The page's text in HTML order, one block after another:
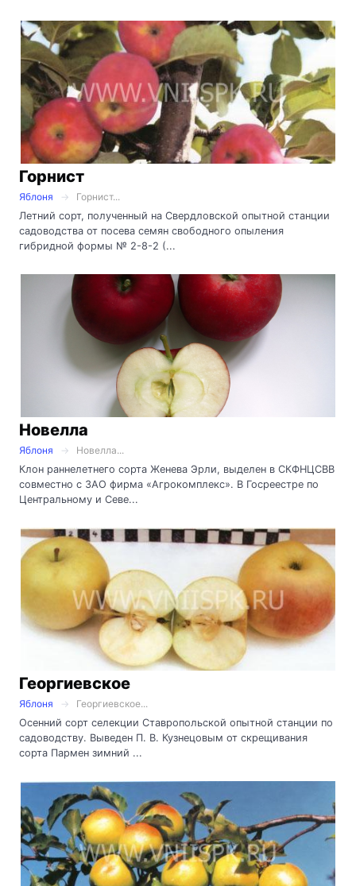
Горнист
Яблоня
Горнист...
Летний сорт, полученный на Свердловской опытной станции
садоводства от посева семян свободного опыления
гибридной формы № 2-8-2 (...
Новелла
Яблоня
Новелла...
Клон раннелетнего сорта Женева Эрли, выделен в СКФНЦСВВ
совместно с ЗАО фирма «Агрокомплекс». В Госреестре по
Центральному и Севе...
Георгиевское
Яблоня
Георгиевское...
Осенний сорт селекции Ставропольской опытной станции по
садоводству. Выведен П. В. Кузнецовым от скрещивания
сорта Пармен зимний ...